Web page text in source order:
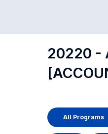
20220 -
All Programs